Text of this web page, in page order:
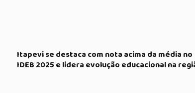
Itapevi se destaca com nota acima da média no
IDEB 2025 e lidera evolução educacional na